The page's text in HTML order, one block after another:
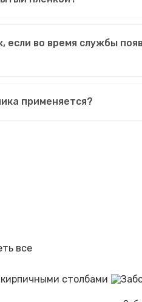
во время службы
применяется?
все